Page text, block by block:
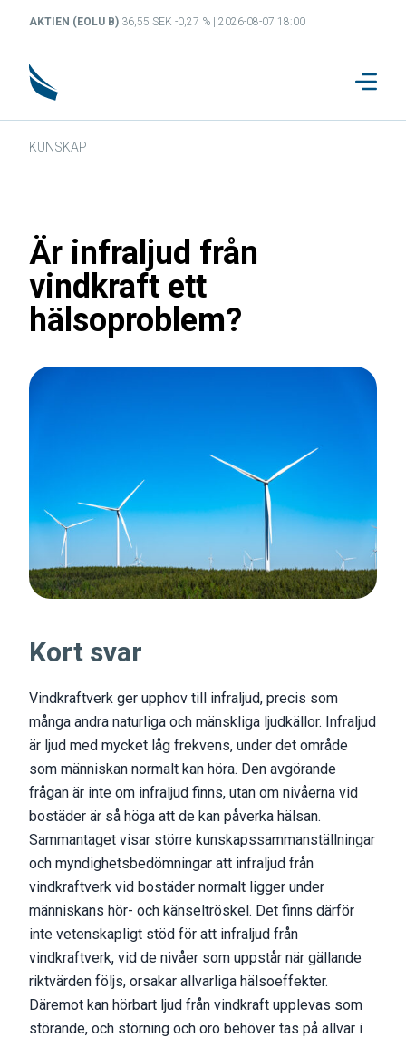
AKTIEN (EOLU B) 36,55 SEK -0,27 % | 2026-08-07 18:00
KUNSKAP
Är infraljud från
vindkraft ett
hälsoproblem?
Kort svar
Vindkraftverk ger upphov till infraljud, precis som
många andra naturliga och mänskliga ljudkällor. Infraljud
är ljud med mycket låg frekvens, under det område
som människan normalt kan höra. Den avgörande
frågan är inte om infraljud finns, utan om nivåerna vid
bostäder är så höga att de kan påverka hälsan.
Sammantaget visar större kunskapssammanställningar
och myndighetsbedömningar att infraljud från
vindkraftverk vid bostäder normalt ligger under
människans hör- och känseltröskel. Det finns därför
inte vetenskapligt stöd för att infraljud från
vindkraftverk, vid de nivåer som uppstår när gällande
riktvärden följs, orsakar allvarliga hälsoeffekter.
Däremot kan hörbart ljud från vindkraft upplevas som
störande, och störning och oro behöver tas på allvar i